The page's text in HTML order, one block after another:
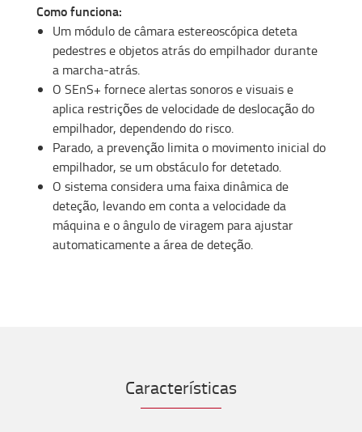
Como funciona:
Um módulo de câmara estereoscópica deteta
pedestres e objetos atrás do empilhador durante
a marcha-atrás.
O SEnS+ fornece alertas sonoros e visuais e
aplica restrições de velocidade de deslocação do
empilhador, dependendo do risco.
Parado, a prevenção limita o movimento inicial do
empilhador, se um obstáculo for detetado.
O sistema considera uma faixa dinâmica de
deteção, levando em conta a velocidade da
máquina e o ângulo de viragem para ajustar
automaticamente a área de deteção.
Características